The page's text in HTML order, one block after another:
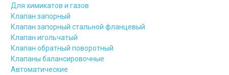
Для химикатов и газов
Клапан запорный
Клапан запорный стальной фланцевый
Клапан игольчатый
Клапан обратный поворотный
Клапаны балансировочные
Автоматические